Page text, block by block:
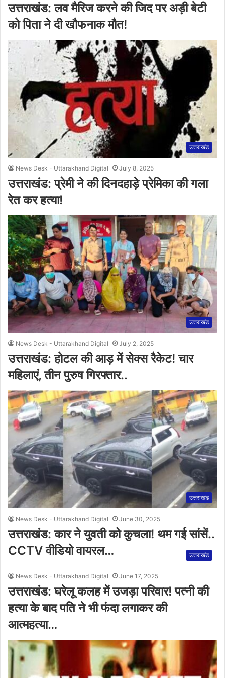
उत्तराखंड: लव मैरिज करने की जिद पर अड़ी बेटी
को पिता ने दी खौफनाक मौत!
उत्तराखंड
News Desk - Uttarakhand Digital July 8, 2025
उत्तराखंड: प्रेमी ने की दिनदहाड़े प्रेमिका की गला
रेत कर हत्या!
उत्तराखंड
News Desk - Uttarakhand Digital July 2, 2025
उत्तराखंड: होटल की आड़ में सेक्स रैकेट! चार
महिलाएं, तीन पुरुष गिरफ्तार..
उत्तराखंड
News Desk - Uttarakhand Digital June 30, 2025
उत्तराखंड: कार ने युवती को कुचला! थम गई सांसें..
CCTV वीडियो वायरल…
उत्तराखंड
News Desk - Uttarakhand Digital June 17, 2025
उत्तराखंड: घरेलू कलह में उजड़ा परिवार! पत्नी की
हत्या के बाद पति ने भी फंदा लगाकर की
आत्महत्या…